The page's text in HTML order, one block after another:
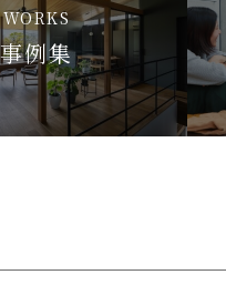
WORKS
事例集